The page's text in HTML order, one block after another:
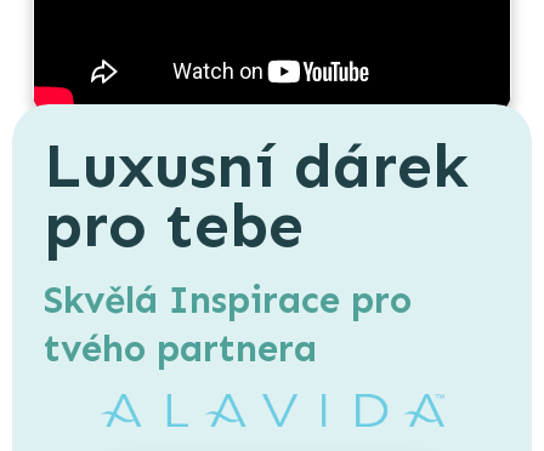
Luxusní dárek
pro tebe
Skvělá Inspirace pro
tvého partnera